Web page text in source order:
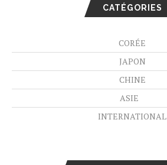
CATÉGORIES
CORÉE
JAPON
CHINE
ASIE
INTERNATIONAL